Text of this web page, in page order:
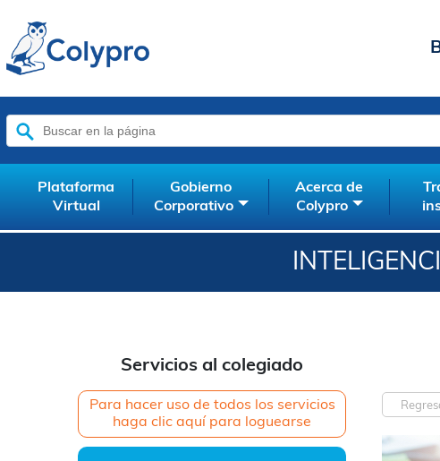
Buscar:
Plataforma
Virtual
Gobierno
Corporativo
Acerca de
Colypro
Servicios al colegiado
Para hacer uso de todos los servicios
haga clic aquí para loguearse